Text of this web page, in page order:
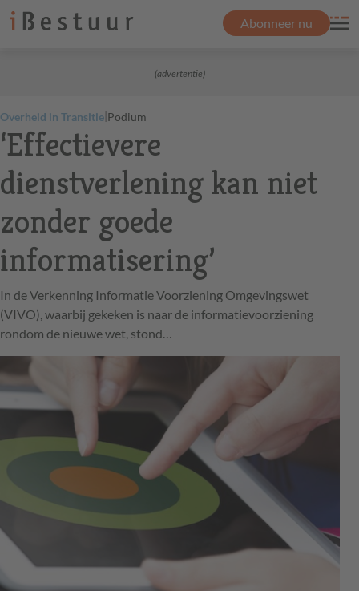
Abonneer nu
(advertentie)
Overheid in Transitie|Podium
‘Effectievere
dienstverlening kan niet
zonder goede
informatisering’
In de Verkenning Informatie Voorziening Omgevingswet
(VIVO), waarbij gekeken is naar de informatievoorziening
rondom de nieuwe wet, stond…